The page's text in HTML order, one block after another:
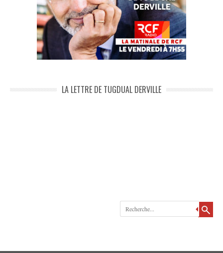
LA LETTRE DE TUGDUAL DERVILLE
Recherche